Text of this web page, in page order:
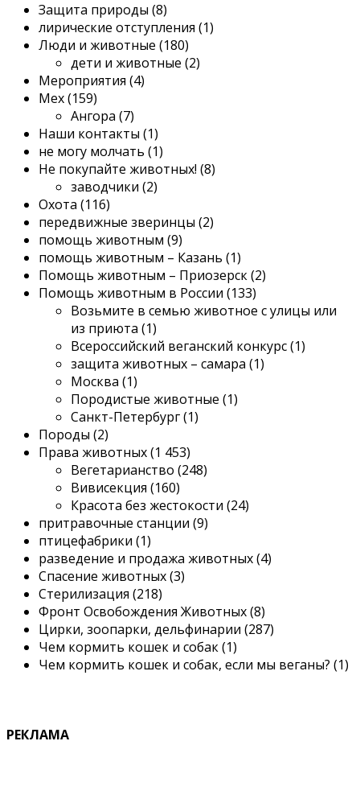
Защита природы (8)
лирические отступления (1)
Люди и животные (180)
дети и животные (2)
Мероприятия (4)
Мех (159)
Ангора (7)
Наши контакты (1)
не могу молчать (1)
Не покупайте животных! (8)
заводчики (2)
Охота (116)
передвижные зверинцы (2)
помощь животным (9)
помощь животным – Казань (1)
Помощь животным – Приозерск (2)
Помощь животным в России (133)
Возьмите в семью животное с улицы или
из приюта (1)
Всероссийский веганский конкурс (1)
защита животных – самара (1)
Москва (1)
Породистые животные (1)
Санкт-Петербург (1)
Породы (2)
Права животных (1 453)
Вегетарианство (248)
Вивисекция (160)
Красота без жестокости (24)
притравочные станции (9)
птицефабрики (1)
разведение и продажа животных (4)
Спасение животных (3)
Стерилизация (218)
Фронт Освобождения Животных (8)
Цирки, зоопарки, дельфинарии (287)
Чем кормить кошек и собак (1)
Чем кормить кошек и собак, если мы веганы? (1)
РЕКЛАМА